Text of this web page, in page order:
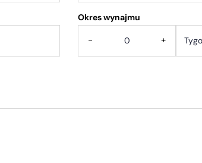
Okres wynajmu
- +